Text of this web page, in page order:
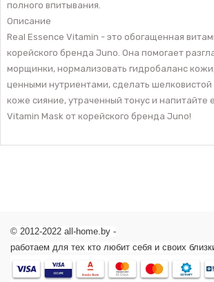
полного впитывания.
Описание
Real Essence Vitamin - это обогащенная
корейского бренда Juno. Она помогает
морщинки, нормализовать гидробаланс
ценными нутриентами, сделать шелковистой
коже сияние, утраченный тонус и напитайте
Vitamin Mask от корейского бренда Juno!
© 2012-2022 all-home.by -
работаем для тех кто любит себя и своих